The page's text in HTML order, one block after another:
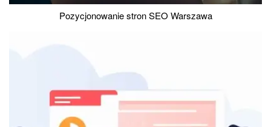
Pozycjonowanie stron SEO Warszawa